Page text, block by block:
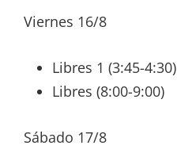
Viernes 16/8
Libres 1 (3:45-4:30)
Libres (8:00-9:00)
Sábado 17/8